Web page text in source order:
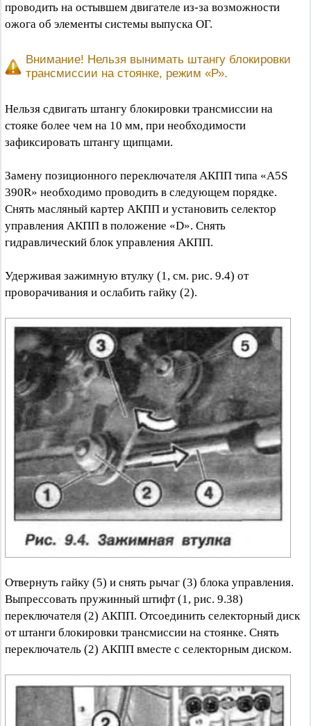
проводить на остывшем двигателе из-за возможности
ожога об элементы системы выпуска ОГ.
Внимание! Нельзя вынимать штангу блокировки
трансмиссии на стоянке, режим «Р».
Нельзя сдвигать штангу блокировки трансмиссии на
стояке более чем на 10 мм, при необходимости
зафиксировать штангу щипцами.
Замену позиционного переключателя АКПП типа «A5S
390R» необходимо проводить в следующем порядке.
Снять масляный картер АКПП и установить селектор
управления АКПП в положение «D». Снять
гидравлический блок управления АКПП.
Удерживая зажимную втулку (1, см. рис. 9.4) от
проворачивания и ослабить гайку (2).
Отвернуть гайку (5) и снять рычаг (3) блока управления.
Выпрессовать пружинный штифт (1, рис. 9.38)
переключателя (2) АКПП. Отсоединить селекторный диск
от штанги блокировки трансмиссии на стоянке. Снять
переключатель (2) АКПП вместе с селекторным диском.